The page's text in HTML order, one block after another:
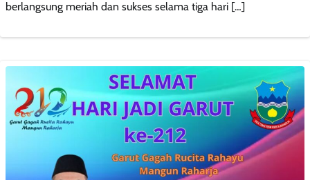
berlangsung meriah dan sukses selama tiga hari […]